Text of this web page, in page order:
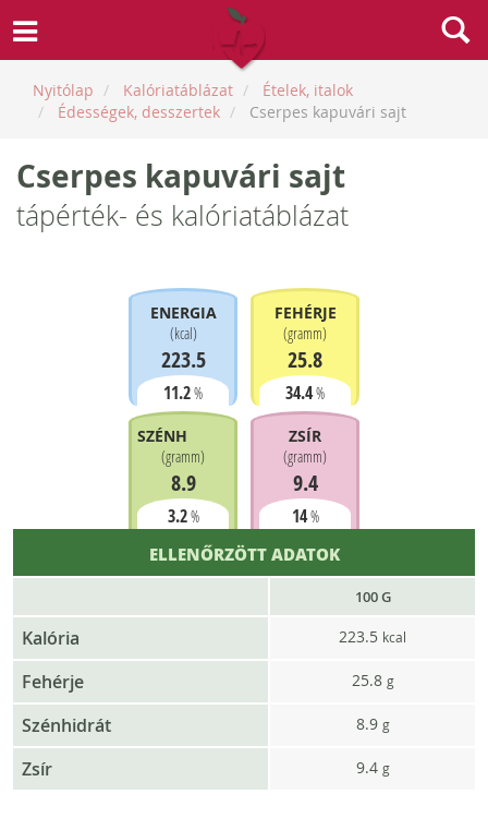
Nyitólap Kalóriatáblázat
Ételek, italok
Édességek, desszertek
Cserpes kapuvári sajt
Cserpes kapuvári sajt
tápérték- és kalóriatáblázat
ENERGIA
(kcal)
223.5
11.2%
FEHÉRJE
(gramm)
25.8
34.4%
SZÉNHIDRÁT
(gramm)
8.9
3.2%
ZSÍR
(gramm)
9.4
14%
ELLENŐRZÖTT ADATOK
100 G
Kalória 223.5 kcal
Fehérje 25.8 g
Szénhidrát 8.9 g
Zsír 9.4 g